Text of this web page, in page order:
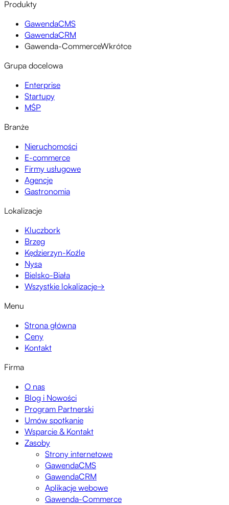
Produkty
GawendaCMS
GawendaCRM
Gawenda-CommerceWkrótce
Grupa docelowa
Enterprise
Startupy
MŚP
Branże
Nieruchomości
E-commerce
Firmy usługowe
Agencje
Gastronomia
Lokalizacje
Kluczbork
Brzeg
Kędzierzyn-Koźle
Nysa
Bielsko-Biała
Wszystkie lokalizacje→
Menu
Strona główna
Ceny
Kontakt
Firma
O nas
Blog i Nowości
Program Partnerski
Umów spotkanie
Wsparcie & Kontakt
Zasoby
Strony internetowe
GawendaCMS
GawendaCRM
Aplikacje webowe
Gawenda-Commerce